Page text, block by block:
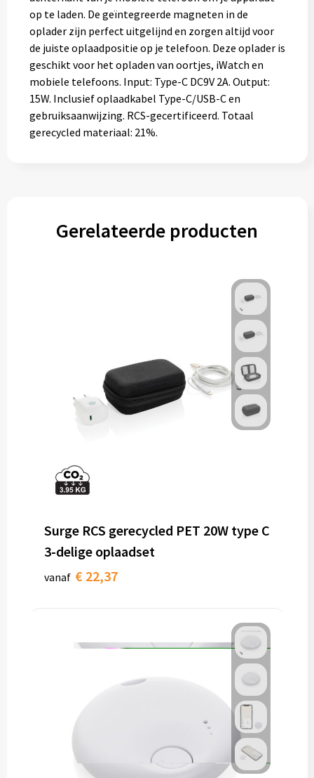
op te laden. De geïntegreerde magneten in de
oplader zijn perfect uitgelijnd en zorgen altijd voor
de juiste oplaadpositie op je telefoon. Deze oplader is
geschikt voor het opladen van oortjes, iWatch en
mobiele telefoons. Input: Type-C DC9V 2A. Output:
15W. Inclusief oplaadkabel Type-C/USB-C en
gebruiksaanwijzing. RCS-gecertificeerd. Totaal
gerecycled materiaal: 21%.
Gerelateerde producten
Surge RCS gerecycled PET 20W type C
3-delige oplaadset
vanaf € 22,37